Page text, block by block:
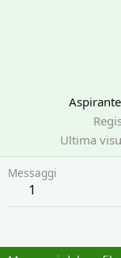
Ultima
Messaggi
1